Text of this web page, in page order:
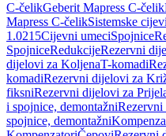
C-čelikGeberit Mapress C-čelik
Mapress C-čelikSistemske
1.0215Cijevni umeciSpojnice
SpojniceRedukcijeRezervni
dijelovi za KoljenaT-komadi
komadiRezervni dijelovi za
fiksniRezervni dijelovi za
i spojnice, demontažni
spojnice, demontažni